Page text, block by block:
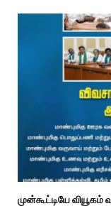
முன்கூட்டியே